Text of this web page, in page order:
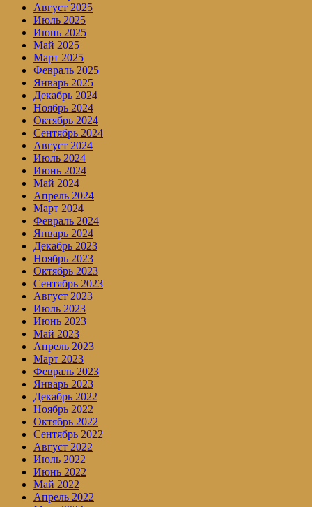
Август 2025
Июль 2025
Июнь 2025
Май 2025
Март 2025
Февраль 2025
Январь 2025
Декабрь 2024
Ноябрь 2024
Октябрь 2024
Сентябрь 2024
Август 2024
Июль 2024
Июнь 2024
Май 2024
Апрель 2024
Март 2024
Февраль 2024
Январь 2024
Декабрь 2023
Ноябрь 2023
Октябрь 2023
Сентябрь 2023
Август 2023
Июль 2023
Июнь 2023
Май 2023
Апрель 2023
Март 2023
Февраль 2023
Январь 2023
Декабрь 2022
Ноябрь 2022
Октябрь 2022
Сентябрь 2022
Август 2022
Июль 2022
Июнь 2022
Май 2022
Апрель 2022